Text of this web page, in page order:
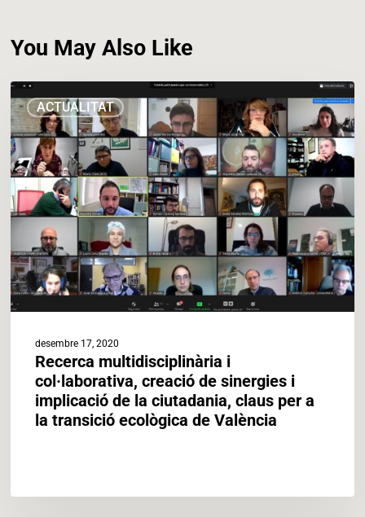
You May Also Like
ACTUALITAT
Recerca
multidisciplinària
i
col·laborativa,
creació
de
sinergies
i
implicació
de
la
ciutadania,
claus
transició
ecològica
desembre 17, 2020
Recerca multidisciplinària i
col·laborativa, creació de sinergies i
implicació de la ciutadania, claus per a
la transició ecològica de València